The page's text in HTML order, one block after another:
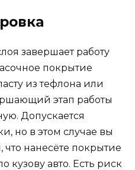
завершает работу
покрытие
из тефлона или
этап работы
Допускается
но в этом случае вы
нанесёте покрытие
кузову авто. Есть риск